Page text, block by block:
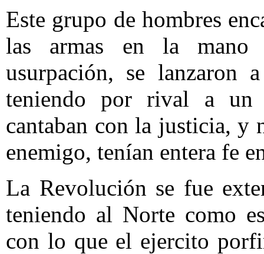
Este grupo de hombres
las armas en la mano
usurpación, se lanzaron
teniendo por rival a un
cantaban con la justicia, y
enemigo, tenían entera fe
La Revolución se fue
teniendo al Norte como
con lo que el ejercito